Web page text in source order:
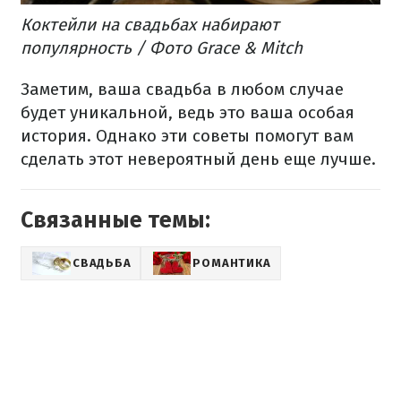
Коктейли на свадьбах набирают
популярность / Фото Grace & Mitch
Заметим, ваша свадьба в любом случае
будет уникальной, ведь это ваша особая
история. Однако эти советы помогут вам
сделать этот невероятный день еще лучше.
Связанные темы:
СВАДЬБА РОМАНТИКА